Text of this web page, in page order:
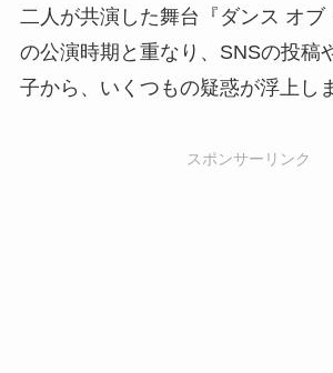
二人が共演した舞台『ダンス オブ
の公演時期と重なり、SNSの投稿
子から、いくつもの疑惑が浮上し
スポンサーリンク